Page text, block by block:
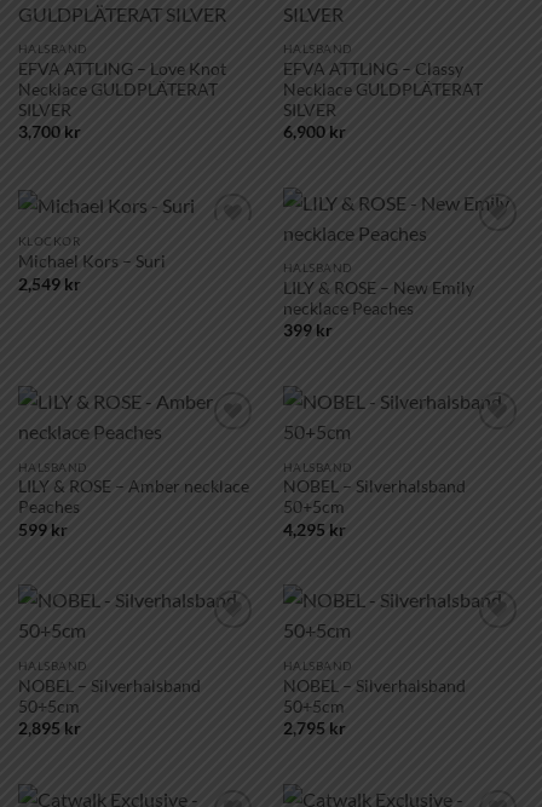
önskelistan!
HALSBAND
EFVA ATTLING – Love Knot
Necklace GULDPLÄTERAT
SILVER
3,700 kr
HALSBAND
EFVA ATTLING – Classy
Necklace GULDPLÄTERAT
SILVER
6,900 kr
KLOCKOR
Michael Kors – Suri
2,549 kr
HALSBAND
LILY & ROSE – New Emily
necklace Peaches
399 kr
HALSBAND
LILY & ROSE – Amber necklace
Peaches
599 kr
HALSBAND
NOBEL – Silverhalsband
50+5cm
4,295 kr
HALSBAND
NOBEL – Silverhalsband
50+5cm
2,895 kr
HALSBAND
NOBEL – Silverhalsband
50+5cm
2,795 kr